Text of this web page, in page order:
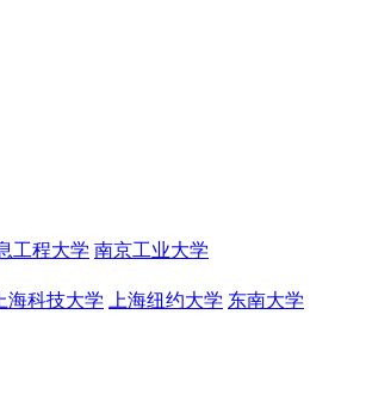
工程大学 南京工业大学
上海科技大学 上海纽约大学 东南大学